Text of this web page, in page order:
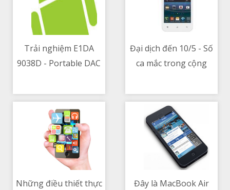
Trải nghiệm E1DA
9038D - Portable DAC
động
Đại dịch đến 10/5 - Số
ca mắc trong cộng
tăng kỉ lục từ đầu dịch
đến giờ
Những điều thiết thực
Đây là MacBook Air